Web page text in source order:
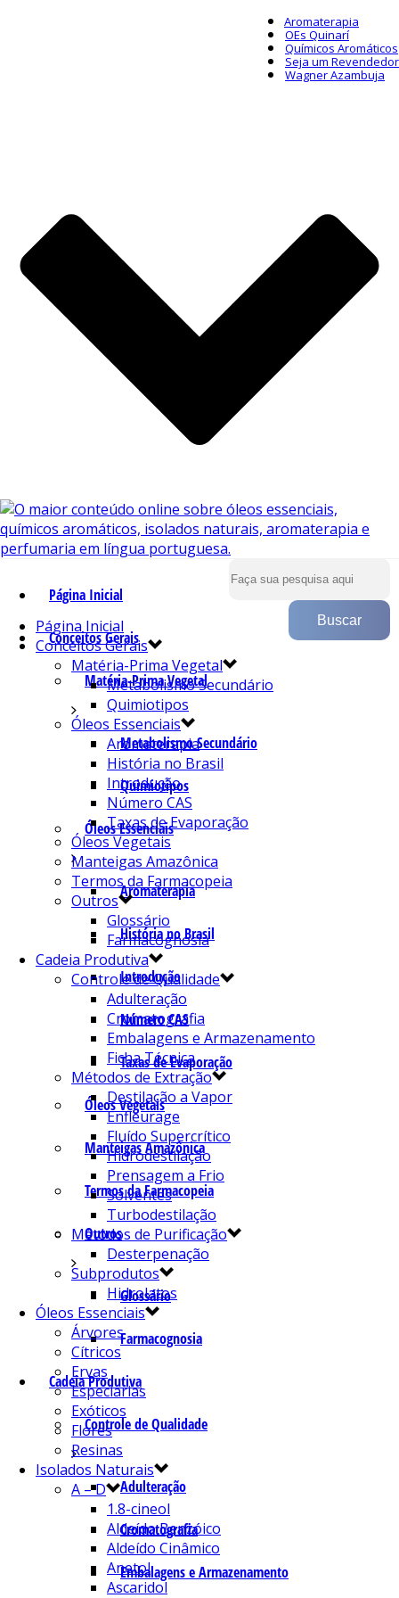
Aromaterapia
OEs Quinarí
Químicos Aromáticos
Seja um Revendedor
Wagner Azambuja
Página Inicial
Conceitos Gerais
Matéria-Prima Vegetal
Metabolismo Secundário
Quimiotipos
Óleos Essenciais
Aromaterapia
História no Brasil
Introdução
Número CAS
Taxas de Evaporação
Óleos Vegetais
Manteigas Amazônica
Termos da Farmacopeia
Outros
Glossário
Farmacognosia
Cadeia Produtiva
Controle de Qualidade
Adulteração
Cromatografia
Embalagens e Armazenamento
Página Inicial
Conceitos Gerais
Matéria-Prima Vegetal
Metabolismo Secundário
Quimiotipos
Óleos Essenciais
Aromaterapia
História no Brasil
Introdução
Número CAS
Taxas de Evaporação
Óleos Vegetais
Manteigas Amazônica
Termos da Farmacopeia
Outros
Glossário
Farmacognosia
Cadeia Produtiva
Controle de Qualidade
Adulteração
Cromatografia
Embalagens e Armazenamento
Ficha Técnica
Métodos de Extração
Destilação a Vapor
Enfleurage
Fluído Supercrítico
Hidrodestilação
Prensagem a Frio
Solventes
Turbodestilação
Métodos de Purificação
Desterpenação
Subprodutos
Hidrolatos
Óleos Essenciais
Árvores
Cítricos
Ervas
Especiarias
Exóticos
Flores
Resinas
Isolados Naturais
A – D
1.8-cineol
Aldeído Benzóico
Aldeído Cinâmico
Anetol
Ascaridol